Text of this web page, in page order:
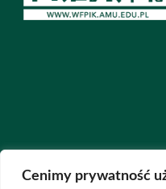
Cenimy prywatność